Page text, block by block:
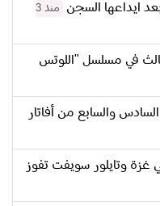
ايداعها السجن
منذ 3
في مسلسل "اللوتس
والسابع من أفاتار
غزة وتايلور سويفت تفوز